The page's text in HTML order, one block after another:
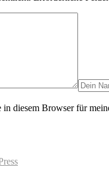
diesem Browser für